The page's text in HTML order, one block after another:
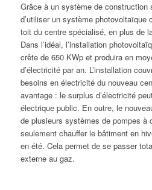
Grâce à un système de construction
d’utiliser un système photovoltaïque
toit du centre spécialisé, en plus de
Dans l’idéal, l’installation
crête de 650 KWp et produira en
d’électricité par an. L’installation
besoins en électricité du nouveau
avantage : le surplus d’électricité
électrique public. En outre, le
de plusieurs systèmes de pompes à
seulement chauffer le bâtiment en
en été. Cela permet de se passer
externe au gaz.